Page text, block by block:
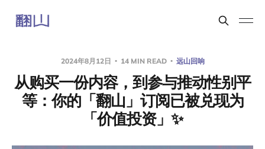
2024年8月12日 14 MIN READ 远山回响
从购买一份内容，到参与推动性别平
等：你的「翻山」订阅已被兑现为
「价值投资」✨